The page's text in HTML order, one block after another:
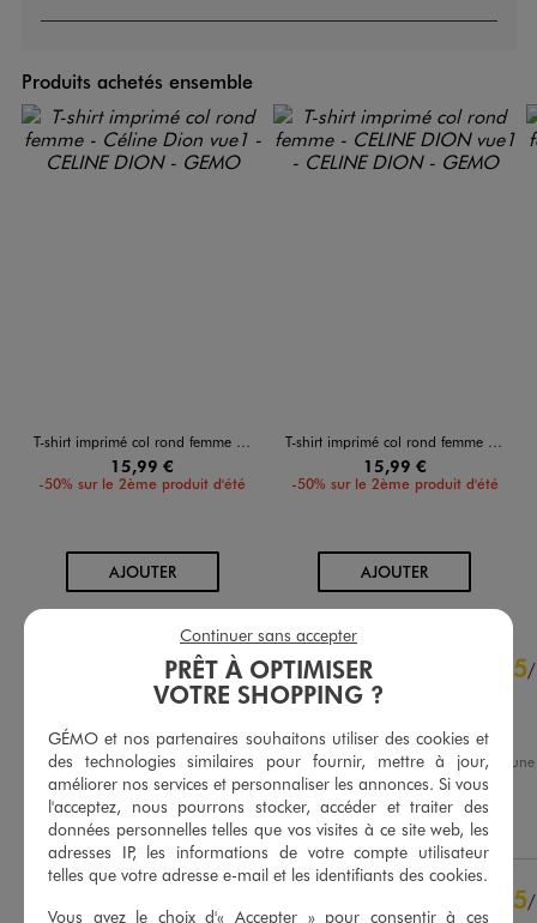
Produits achetés ensemble
T-shirt imprimé col rond femme - Céline Dion
15,99 €
-50% sur le 2ème produit d'été
AJOUTERAU PANIER
T-shirt imprimé col rond femme - CELINE DION
15,99 €
-50% sur le 2ème produit d'été
AJOUTERAU PANIER
4.7/5
Basé sur 59 avis soumis à un
contrôle
Voir tous les avis sur ce site
5étoiles
47
5/
Avis vérifié et récompensé
Conforme
Avis du 31/07/2026
, suite à
18/07/2026 par Ludivine R.
Utile (0) Signaler
5/
PRÊT À OPTIMISER
VOTRE SHOPPING ?
GÉMO et nos partenaires souhaitons utiliser des cookies et
des technologies similaires pour fournir, mettre à jour,
améliorer nos services et personnaliser les annonces. Si vous
l'acceptez, nous pourrons stocker, accéder et traiter des
données personnelles telles que vos visites à ce site web, les
adresses IP, les informations de votre compte utilisateur
telles que votre adresse e-mail et les identifiants des cookies.
Vous avez le choix d'« Accepter » pour consentir à ces
Continuer sans accepter